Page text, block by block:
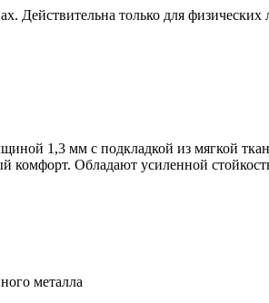
Действительна только для физических
1,3 мм с подкладкой из мягкой
Обладают усиленной
металла